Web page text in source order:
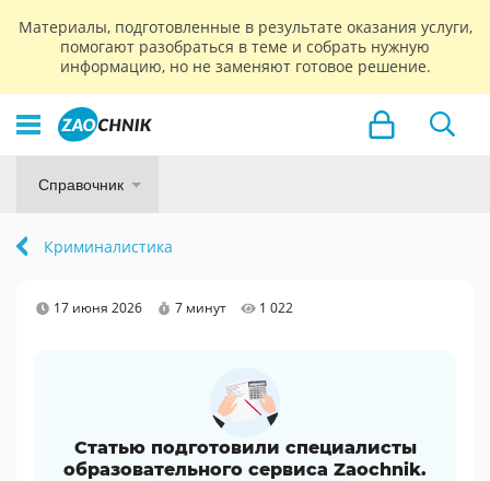
Материалы, подготовленные в результате оказания услуги,
помогают разобраться в теме и собрать нужную
информацию, но не заменяют готовое решение.
Справочник
Криминалистика
17 июня 2026 7 минут 1 022
Статью подготовили специалисты
образовательного сервиса Zaochnik.